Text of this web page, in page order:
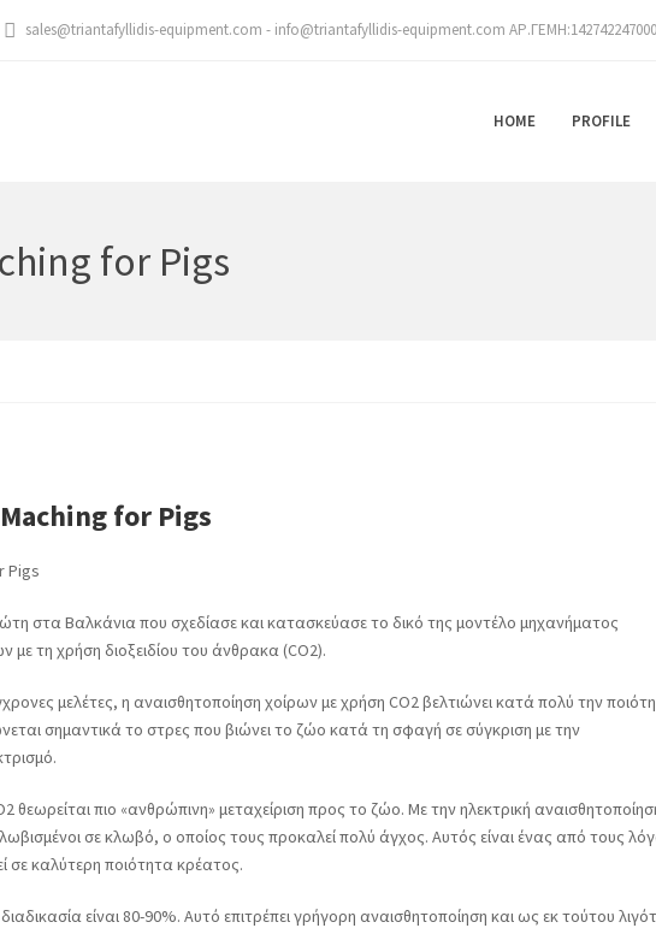
sales@triantafyllidis-equipment.com - info@triantafyllidis-equipment.com ΑΡ.ΓΕΜΗ:142742247000
HOME PROFILE
for Pigs
for Pigs
Pigs
στα Βαλκάνια που σχεδίασε και κατασκεύασε το δικό της μοντέλο μηχανήματος
με τη χρήση διοξειδίου του άνθρακα (CO2).
μελέτες, η αναισθητοποίηση χοίρων με χρήση CO2 βελτιώνει κατά πολύ την
σημαντικά το στρες που βιώνει το ζώο κατά τη σφαγή σε σύγκριση με την
θεωρείται πιο «ανθρώπινη» μεταχείριση προς το ζώο. Με την ηλεκτρική
σε κλωβό, ο οποίος τους προκαλεί πολύ άγχος. Αυτός είναι ένας από τους
σε καλύτερη ποιότητα κρέατος.
είναι 80-90%. Αυτό επιτρέπει γρήγορη αναισθητοποίηση και ως εκ τούτου